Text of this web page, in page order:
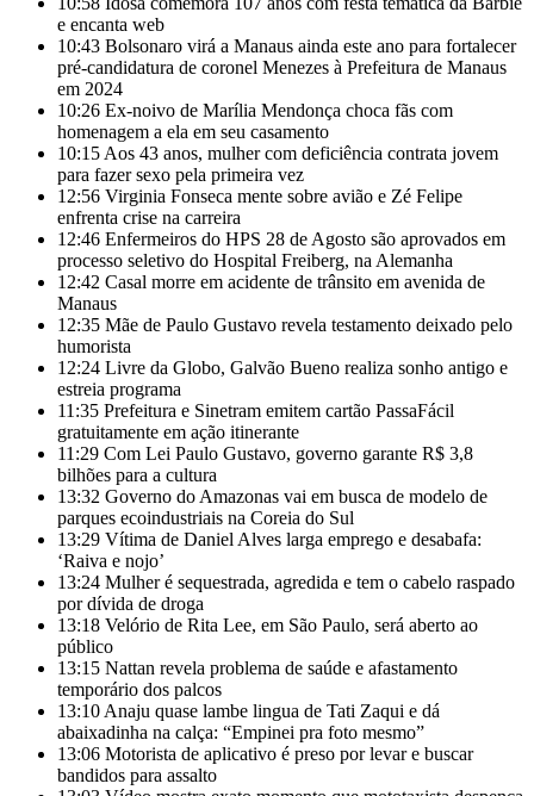
e encanta web
10:43 Bolsonaro virá a Manaus ainda este ano para fortalecer
pré-candidatura de coronel Menezes à Prefeitura de Manaus
em 2024
10:26 Ex-noivo de Marília Mendonça choca fãs com
homenagem a ela em seu casamento
10:15 Aos 43 anos, mulher com deficiência contrata jovem
para fazer sexo pela primeira vez
12:56 Virginia Fonseca mente sobre avião e Zé Felipe
enfrenta crise na carreira
12:46 Enfermeiros do HPS 28 de Agosto são aprovados em
processo seletivo do Hospital Freiberg, na Alemanha
12:42 Casal morre em acidente de trânsito em avenida de
Manaus
12:35 Mãe de Paulo Gustavo revela testamento deixado pelo
humorista
12:24 Livre da Globo, Galvão Bueno realiza sonho antigo e
estreia programa
11:35 Prefeitura e Sinetram emitem cartão PassaFácil
gratuitamente em ação itinerante
11:29 Com Lei Paulo Gustavo, governo garante R$ 3,8
bilhões para a cultura
13:32 Governo do Amazonas vai em busca de modelo de
parques ecoindustriais na Coreia do Sul
13:29 Vítima de Daniel Alves larga emprego e desabafa:
‘Raiva e nojo’
13:24 Mulher é sequestrada, agredida e tem o cabelo raspado
por dívida de droga
13:18 Velório de Rita Lee, em São Paulo, será aberto ao
público
13:15 Nattan revela problema de saúde e afastamento
temporário dos palcos
13:10 Anaju quase lambe lingua de Tati Zaqui e dá
abaixadinha na calça: “Empinei pra foto mesmo”
13:06 Motorista de aplicativo é preso por levar e buscar
bandidos para assalto